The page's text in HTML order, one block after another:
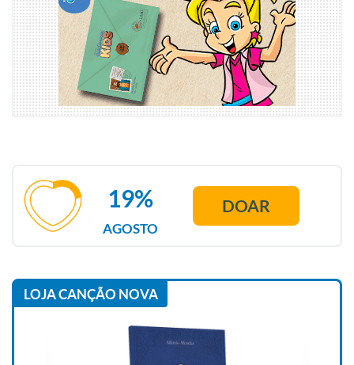
AGOSTO
19% DOAR
LOJA CANÇÃO NOVA